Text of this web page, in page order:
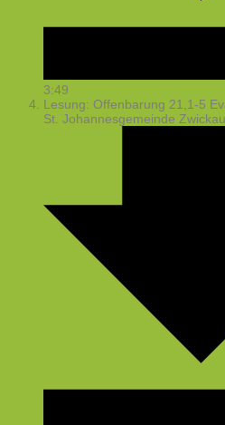
3:49
Lesung: Offenbarung 21,1-5
St. Johannesgemeinde